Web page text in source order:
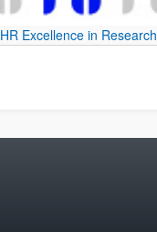
HR Excellence in Research